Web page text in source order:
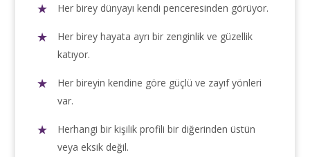
Her birey dünyayı kendi penceresinden görüyor.
Her birey hayata ayrı bir zenginlik ve güzellik
katıyor.
Her bireyin kendine göre güçlü ve zayıf yönleri
var.
Herhangi bir kişilik profili bir diğerinden üstün
veya eksik değil.